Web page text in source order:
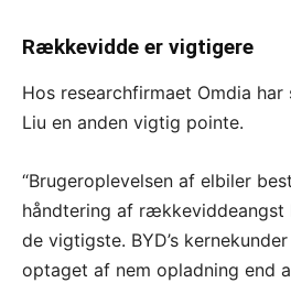
Rækkevidde er vigtigere
Hos researchfirmaet Omdia
Liu en anden vigtig pointe.
“Brugeroplevelsen af elbiler
håndtering af
de vigtigste. BYD’s
optaget af nem opladning end